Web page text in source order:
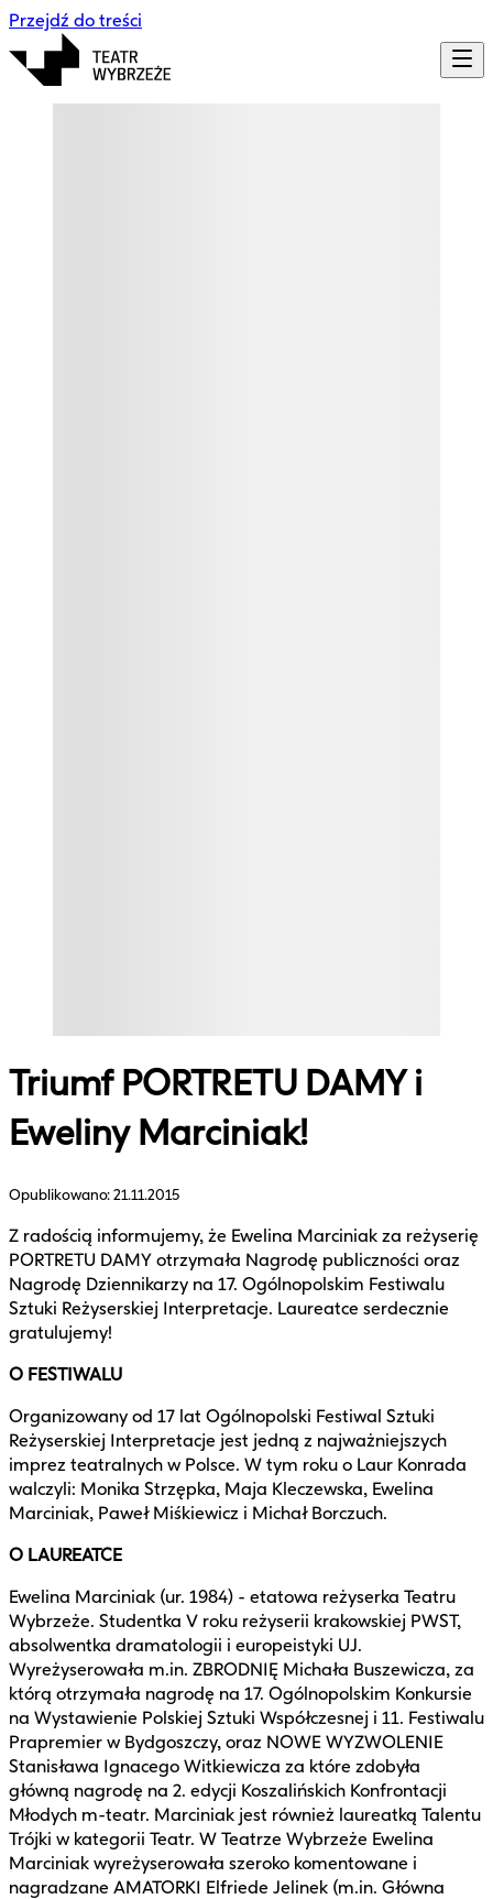
Przejdź do treści
Triumf PORTRETU DAMY i
Eweliny Marciniak!
Opublikowano:21.11.2015
Z radością informujemy, że Ewelina Marciniak za reżyserię
PORTRETU DAMY otrzymała Nagrodę publiczności oraz
Nagrodę Dziennikarzy na 17. Ogólnopolskim Festiwalu
Sztuki Reżyserskiej Interpretacje. Laureatce serdecznie
gratulujemy!
O FESTIWALU
Organizowany od 17 lat Ogólnopolski Festiwal Sztuki
Reżyserskiej Interpretacje jest jedną z najważniejszych
imprez teatralnych w Polsce. W tym roku o Laur Konrada
walczyli: Monika Strzępka, Maja Kleczewska, Ewelina
Marciniak, Paweł Miśkiewicz i Michał Borczuch.
O LAUREATCE
Ewelina Marciniak (ur. 1984) - etatowa reżyserka Teatru
Wybrzeże. Studentka V roku reżyserii krakowskiej PWST,
absolwentka dramatologii i europeistyki UJ.
Wyreżyserowała m.in. ZBRODNIĘ Michała Buszewicza, za
którą otrzymała nagrodę na 17. Ogólnopolskim Konkursie
na Wystawienie Polskiej Sztuki Współczesnej i 11. Festiwalu
Prapremier w Bydgoszczy, oraz NOWE WYZWOLENIE
Stanisława Ignacego Witkiewicza za które zdobyła
główną nagrodę na 2. edycji Koszalińskich Konfrontacji
Młodych m-teatr. Marciniak jest również laureatką Talentu
Trójki w kategorii Teatr. W Teatrze Wybrzeże Ewelina
Marciniak wyreżyserowała szeroko komentowane i
nagradzane AMATORKI Elfriede Jelinek (m.in. Główna